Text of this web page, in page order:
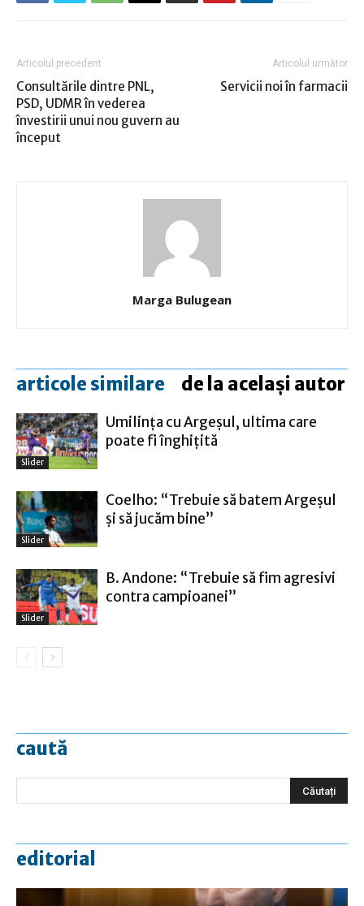
Articolul precedent
Consultările dintre PNL,
PSD, UDMR în vederea
învestirii unui nou guvern au
început
Articolul următor
Servicii noi în farmacii
Marga Bulugean
articole similare de la același autor
Slider
Umilinţa cu Argeşul, ultima care
poate fi înghiţită
Slider
Coelho: “Trebuie să batem Argeşul
şi să jucăm bine”
Slider
B. Andone: “Trebuie să fim agresivi
contra campioanei”
caută
editorial